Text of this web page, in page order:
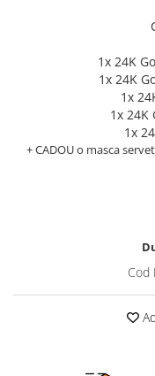
1x 24K
1x 24K
1x
1x 24K
1x
+ CADOU o masca
Cod